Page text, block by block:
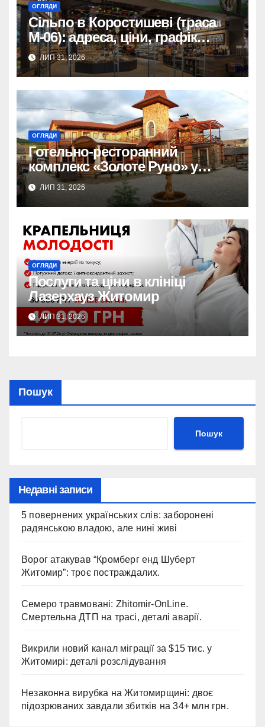
ОГЛЯДИ
Сільпо в Коростишеві (траса
М-06): адреса, ціни, графік
роботи
ЛИП 31, 2026
ОГЛЯДИ
Готельно-ресторанний
комплекс «Золоте Руно» у
Житомирі: послуги, адреса та
контакти
ЛИП 31, 2026
ОГЛЯДИ
Послуги та ціни в клініці
Лазерхауз Житомир
ЛИП 31, 2026
Пошук
Пошук
Недавні записи
5 повернених українських слів: заборонені
радянською владою, але нині живі
Ворог атакував “Кромберг енд Шуберт
Житомир”: троє постраждалих.
Семеро травмовані: Zhitomir-OnLine.
Смертельна ДТП на трасі, деталі аварії.
Викрили новий канал міграції за $15 тис. у
Житомирі: деталі розслідування
Незаконна вирубка на Житомирщині: двоє
підозрюваних завдали збитків на 34+ млн грн.